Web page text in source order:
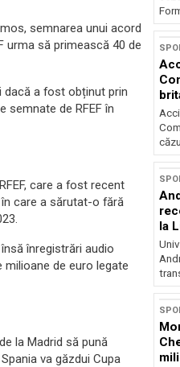
semnarea unui acord
urma să primească 40 de
a fost obținut prin
de RFEF în
care a fost recent
care a sărutat-o fără
înregistrări audio
de euro legate
la Madrid să pună
va găzdui Cupa
la